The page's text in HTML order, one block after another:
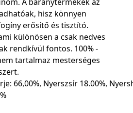
hisz könnyen
erősítő és tisztító.
különösen a csak nedves
rendkívül fontos. 100% -
tartalmaz mesterséges
66,00%, Nyerszsír 18.00%,